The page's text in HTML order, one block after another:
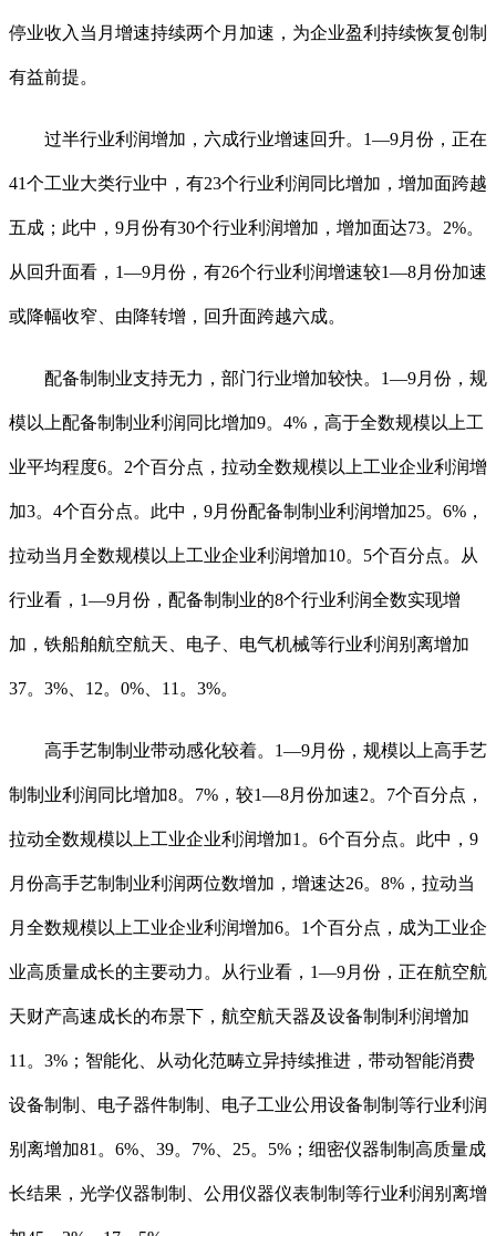
停业收入当月增速持续两个月加速，为企业盈利持续恢复创制
有益前提。
过半行业利润增加，六成行业增速回升。1—9月份，正在
41个工业大类行业中，有23个行业利润同比增加，增加面跨越
五成；此中，9月份有30个行业利润增加，增加面达73。2%。
从回升面看，1—9月份，有26个行业利润增速较1—8月份加速
或降幅收窄、由降转增，回升面跨越六成。
配备制制业支持无力，部门行业增加较快。1—9月份，规
模以上配备制制业利润同比增加9。4%，高于全数规模以上工
业平均程度6。2个百分点，拉动全数规模以上工业企业利润增
加3。4个百分点。此中，9月份配备制制业利润增加25。6%，
拉动当月全数规模以上工业企业利润增加10。5个百分点。从
行业看，1—9月份，配备制制业的8个行业利润全数实现增
加，铁船舶航空航天、电子、电气机械等行业利润别离增加
37。3%、12。0%、11。3%。
高手艺制制业带动感化较着。1—9月份，规模以上高手艺
制制业利润同比增加8。7%，较1—8月份加速2。7个百分点，
拉动全数规模以上工业企业利润增加1。6个百分点。此中，9
月份高手艺制制业利润两位数增加，增速达26。8%，拉动当
月全数规模以上工业企业利润增加6。1个百分点，成为工业企
业高质量成长的主要动力。从行业看，1—9月份，正在航空航
天财产高速成长的布景下，航空航天器及设备制制利润增加
11。3%；智能化、从动化范畴立异持续推进，带动智能消费
设备制制、电子器件制制、电子工业公用设备制制等行业利润
别离增加81。6%、39。7%、25。5%；细密仪器制制高质量成
长结果，光学仪器制制、公用仪器仪表制制等行业利润别离增